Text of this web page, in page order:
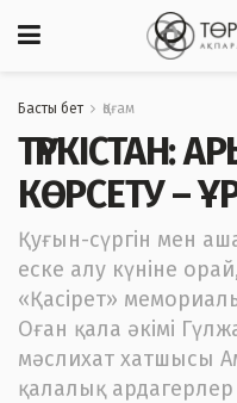
Басты бет Қоғам
ТҮРКІСТАН:
КӨРСЕТУ –
Қуғын-сүргін мен
еске алу күніне
«Қасірет»
Оған қала әкімі
мәслихат хатшысы
қалалық